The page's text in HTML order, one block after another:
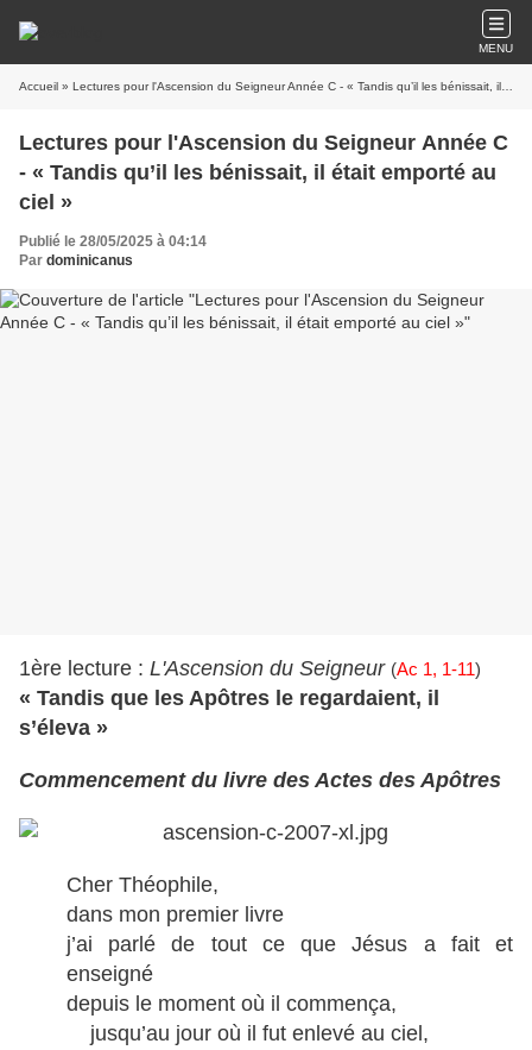
MENU
Accueil » Lectures pour l'Ascension du Seigneur Année C - « Tandis qu’il les bénissait, il était emporté au ciel »
Lectures pour l'Ascension du Seigneur Année C
- « Tandis qu’il les bénissait, il était emporté au
ciel »
Publié le 28/05/2025 à 04:14
Par dominicanus
1ère lecture : L'Ascension du Seigneur (Ac 1, 1-11)
« Tandis que les Apôtres le regardaient, il
s’éleva »
Commencement du livre des Actes des Apôtres
Cher Théophile,
dans mon premier livre
j’ai parlé de tout ce que Jésus a fait et
enseigné
depuis le moment où il commença,
jusqu’au jour où il fut enlevé au ciel,